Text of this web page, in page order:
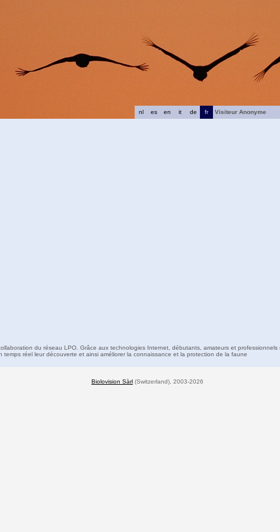
fr
de
it
en
es
nl
Visiteur Anonyme
du réseau LPO. Grâce aux technologies Internet, débutants, amateurs et professionnels
temps réel leur découverte et ainsi améliorer la connaissance et la protection de la faune
Biolovision Sàrl (Switzerland), 2003-2026